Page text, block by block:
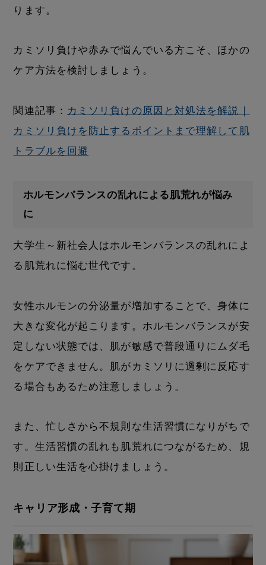
ります。
カミソリ負けや赤みで悩んでいる方こそ、ほかの
ケア方法を検討しましょう。
関連記事： カミソリ負けの原因と対処法を解説｜
カミソリ負けを防止するポイントまで理解して肌
トラブルを回避
ホルモンバランスの乱れによる肌荒れが悩み
に
大学生～新社会人はホルモンバランスの乱れによ
る肌荒れに悩む世代です。
女性ホルモンの分泌量が増加することで、身体に
大きな変化が起こります。ホルモンバランスが安
定しない状態では、肌が敏感で普段通りにムダ毛
をケアできません。肌がカミソリに過剰に反応す
る場合もあるため注意しましょう。
また、忙しさから不規則な生活習慣になりがちで
す。生活習慣の乱れも肌荒れにつながるため、規
則正しい生活を心掛けましょう。
キャリア形成・子育て期